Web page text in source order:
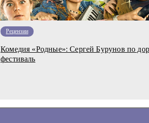
Рецензии
Комедия «Родные»: Сергей Бурунов по
фестиваль